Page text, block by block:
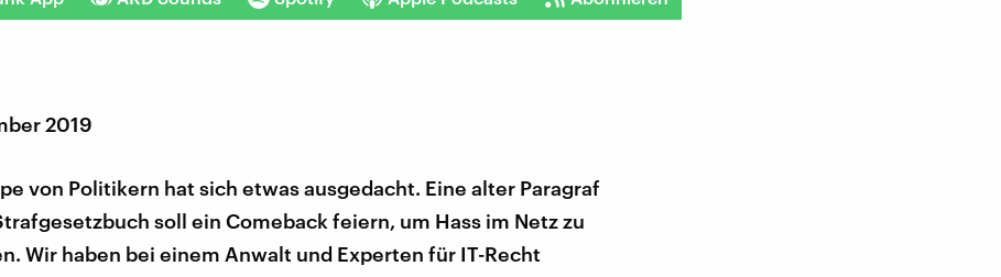
2019
von Politikern hat sich etwas ausgedacht. Eine alter Paragraf
soll ein Comeback feiern, um Hass im Netz zu
Wir haben bei einem Anwalt und Experten für IT-Recht